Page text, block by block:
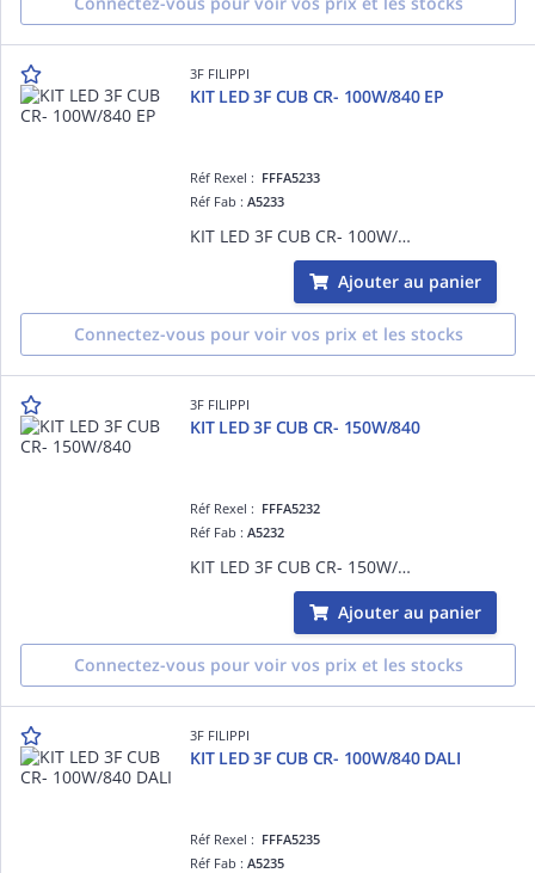
3F FILIPPI
KIT LED 3F CUB CR- 100W/840 EP
Réf Rexel : FFFA5233
Réf Fab :A5233
KIT LED 3F CUB CR- 100W/840 EP
Ajouter au panier
Connectez-vous pour voir vos prix et les stocks
3F FILIPPI
KIT LED 3F CUB CR- 150W/840
Réf Rexel : FFFA5232
Réf Fab :A5232
KIT LED 3F CUB CR- 150W/840
Ajouter au panier
Connectez-vous pour voir vos prix et les stocks
3F FILIPPI
KIT LED 3F CUB CR- 100W/840 DALI
Réf Rexel : FFFA5235
Réf Fab :A5235